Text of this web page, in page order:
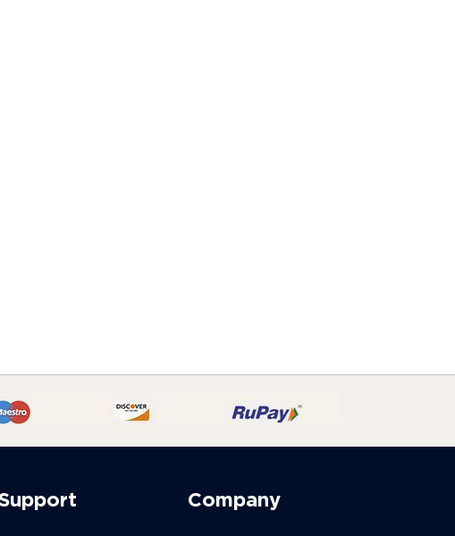
Company